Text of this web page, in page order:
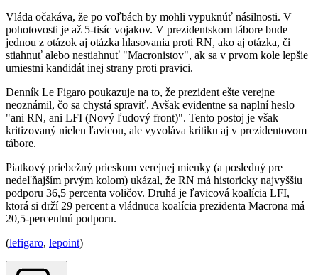
Vláda očakáva, že po voľbách by mohli vypuknúť násilnosti. V
pohotovosti je až 5-tisíc vojakov. V prezidentskom tábore bude
jednou z otázok aj otázka hlasovania proti RN, ako aj otázka, či
stiahnuť alebo nestiahnuť "Macronistov", ak sa v prvom kole lepšie
umiestni kandidát inej strany proti pravici.
Denník Le Figaro poukazuje na to, že prezident ešte verejne
neoznámil, čo sa chystá spraviť. Avšak evidentne sa naplní heslo
"ani RN, ani LFI (Nový ľudový front)". Tento postoj je však
kritizovaný nielen ľavicou, ale vyvoláva kritiku aj v prezidentovom
tábore.
Piatkový priebežný prieskum verejnej mienky (a posledný pre
nedeľňajším prvým kolom) ukázal, že RN má historicky najvyššiu
podporu 36,5 percenta voličov. Druhá je ľavicová koalícia LFI,
ktorá si drží 29 percent a vládnuca koalícia prezidenta Macrona má
20,5-percentnú podporu.
(lefigaro, lepoint)